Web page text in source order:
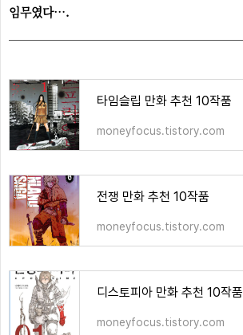
임무였다….
타임슬립 만화 추천 10작품
moneyfocus.tistory.com
전쟁 만화 추천 10작품
moneyfocus.tistory.com
디스토피아 만화 추천 10작품
moneyfocus.tistory.com